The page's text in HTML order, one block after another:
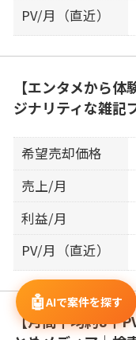
PV/月（直近）
【エンタメから
ジナリティな雑記
希望売却価格
売上/月
利益/月
PV/月（直近）
【月間平均約8千
🤖AIで案件を探す